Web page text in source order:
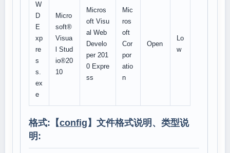
W
D
E
xp
re
s
s.
ex
e
Micro
soft®
Visua
l Stud
io®20
10
Micros
oft Visu
al Web
Develo
per 201
0 Expre
ss
Mic
ros
oft
Cor
por
atio
n
Open
Lo
w
格式:【config 】文件格式说明、类型说
明: